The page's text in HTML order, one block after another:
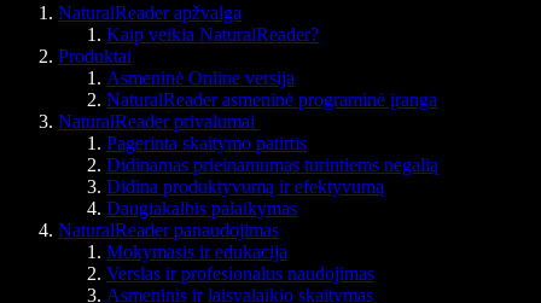
NaturalReader apžvalga
Kaip veikia NaturalReader?
Produktai
Asmeninė Online versija
NaturalReader asmeninė programinė įranga
NaturalReader privalumai
Pagerinta skaitymo patirtis
Didinamas prieinamumas turintiems negalią
Didina produktyvumą ir efektyvumą
Daugiakalbis palaikymas
NaturalReader panaudojimas
Mokymasis ir edukacija
Verslas ir profesionalus naudojimas
Asmeninis ir laisvalaikio skaitymas